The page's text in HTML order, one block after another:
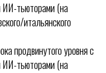
ИИ-тьюторами (на
итальянского
продвинутого уровня с
ИИ-тьюторами (на